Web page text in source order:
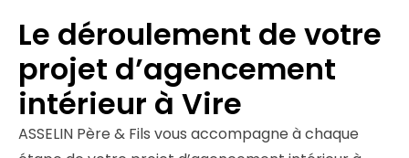
Le déroulement de votre
projet d’agencement
intérieur à Vire
ASSELIN Père & Fils vous accompagne à chaque